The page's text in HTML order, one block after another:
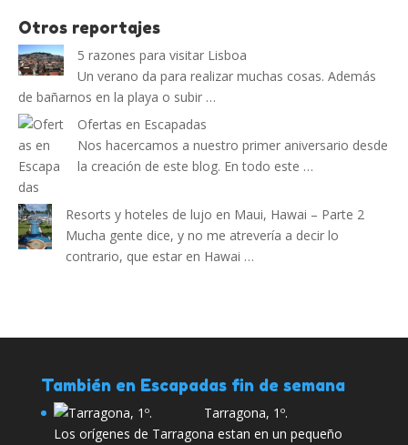
Otros reportajes
5 razones para visitar Lisboa
Un verano da para realizar muchas cosas. Además
de bañarnos en la playa o subir …
Ofertas en Escapadas
Nos hacercamos a nuestro primer aniversario desde
la creación de este blog. En todo este …
Resorts y hoteles de lujo en Maui, Hawai – Parte 2
Mucha gente dice, y no me atrevería a decir lo
contrario, que estar en Hawai …
También en Escapadas fin de semana
Tarragona, 1º.
Los orígenes de Tarragona estan en un pequeño